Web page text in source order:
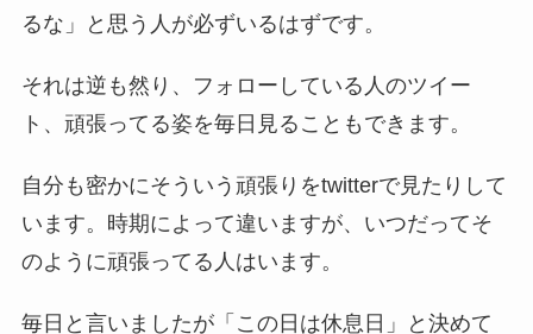
るな」と思う人が必ずいるはずです。
それは逆も然り、フォローしている人のツイー
ト、頑張ってる姿を毎日見ることもできます。
自分も密かにそういう頑張りをtwitterで見たりして
います。時期によって違いますが、いつだってそ
のように頑張ってる人はいます。
毎日と言いましたが「この日は休息日」と決めて